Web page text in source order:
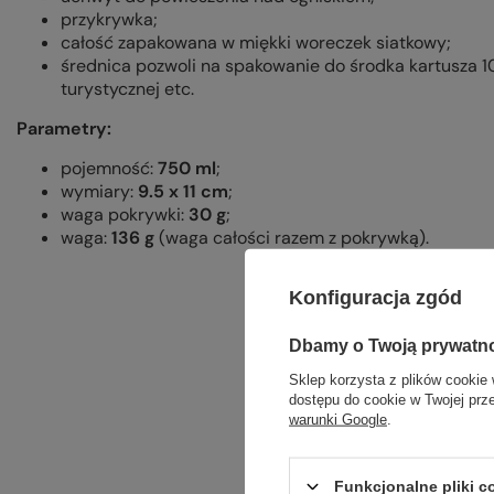
przykrywka;
całość zapakowana w miękki woreczek siatkowy;
średnica pozwoli na spakowanie do środka kartusza
turystycznej etc.
Parametry:
pojemność:750 ml;
wymiary: 9.5 x 11 cm;
waga pokrywki: 30 g;
waga:136 g(waga całości razem z pokrywką).
Konfiguracja zgód
Dbamy o Twoją
Sklep korzysta z plików cookie
dostępu do cookie w Twojej
warunki Google
Funkcjonalne pliki